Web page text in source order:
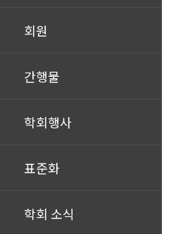
회원
간행물
학회행사
표준화
학회 소식